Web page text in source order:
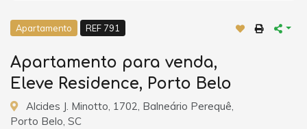
Apartamento REF 791
Apartamento para venda,
Eleve Residence, Porto Belo
Alcides J. Minotto, 1702, Balneário Perequê,
Porto Belo, SC